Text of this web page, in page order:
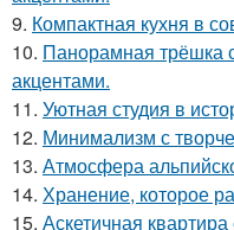
9. Компактная кухня в
10. Панорамная трёшка
акцентами.
11. Уютная студия в
12. Минимализм с
13. Атмосфера
14. Хранение, которое
15. Аскетичная